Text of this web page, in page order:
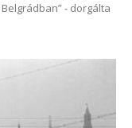
- dorgálta